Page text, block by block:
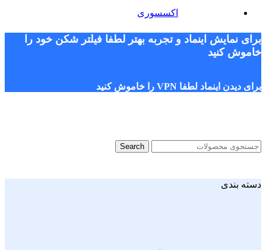
اکسسوری
برای نمایش اینماد و تجربه بهتر لطفا فیلتر شکن خود را
خاموش کنید
برای دیدن اینماد لطفا VPN را خاموش کنید
Search
دسته بندی